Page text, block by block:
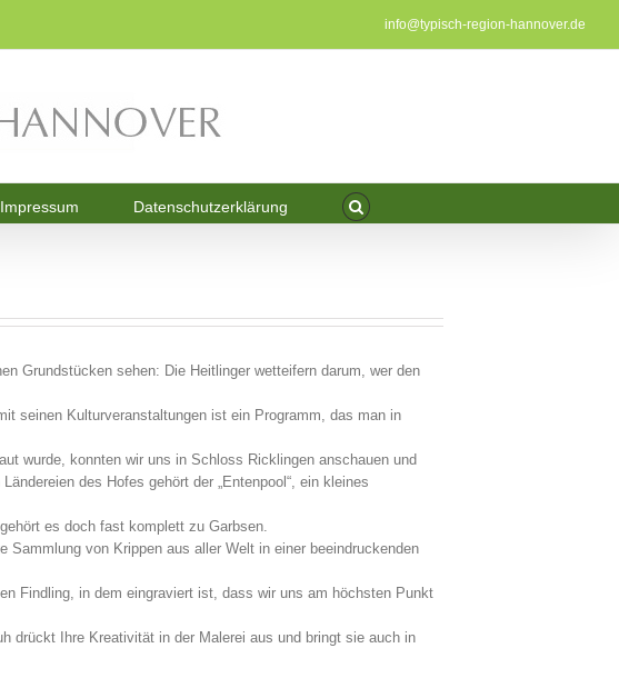
info@typisch-region-hannover.de
Impressum Datenschutzerklärung
Grundstücken sehen: Die Heitlinger wetteifern darum, wer den
seinen Kulturveranstaltungen ist ein Programm, das man in
wurde, konnten wir uns in Schloss Ricklingen anschauen und
des Hofes gehört der „Entenpool“, ein kleines
es doch fast komplett zu Garbsen.
von Krippen aus aller Welt in einer beeindruckenden
Findling, in dem eingraviert ist, dass wir uns am höchsten Punkt
drückt Ihre Kreativität in der Malerei aus und bringt sie auch in